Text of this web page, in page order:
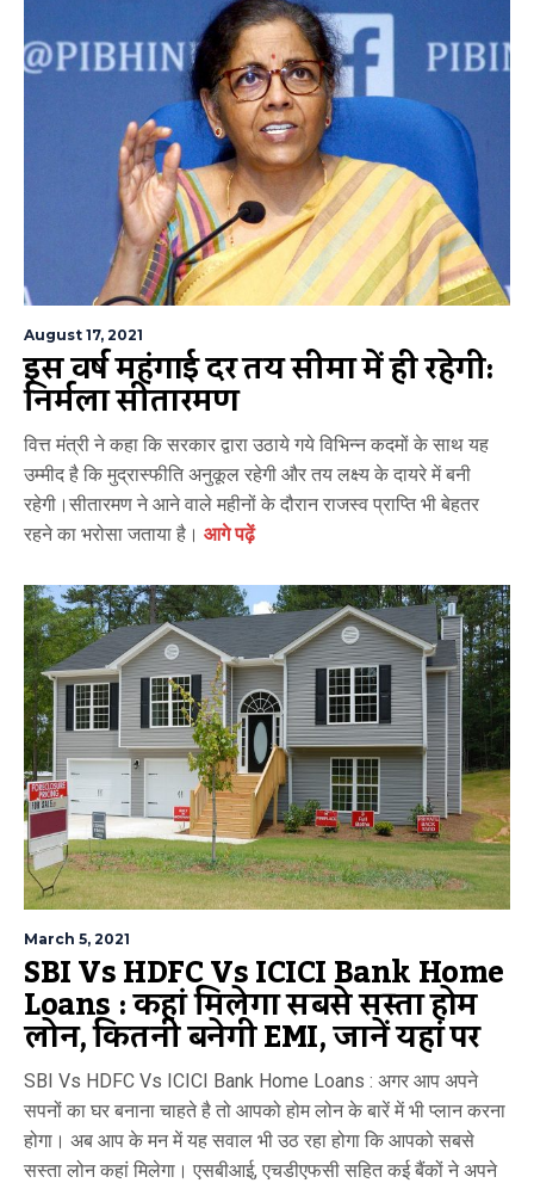
August 17, 2021
इस वर्ष महंगाई दर तय सीमा में ही रहेगी:
निर्मला सीतारमण
वित्त मंत्री ने कहा कि सरकार द्वारा उठाये गये विभिन्न कदमों के साथ यह
उम्मीद है कि मुद्रास्फीति अनुकूल रहेगी और तय लक्ष्य के दायरे में बनी
रहेगी।सीतारमण ने आने वाले महीनों के दौरान राजस्व प्राप्ति भी बेहतर
रहने का भरोसा जताया है। आगे पढ़ें
March 5, 2021
SBI Vs HDFC Vs ICICI Bank Home
Loans : कहां मिलेगा सबसे सस्ता होम
लोन, कितनी बनेगी EMI, जानें यहां पर
SBI Vs HDFC Vs ICICI Bank Home Loans : अगर आप अपने
सपनों का घर बनाना चाहते है तो आपको होम लोन के बारें में भी प्‍लान करना
होगा। अब आप के मन में यह सवाल भी उठ रहा होगा क‍ि आपको सबसे
सस्‍ता लोन कहां म‍िलेगा। एसबीआई, एचडीएफसी सहित कई बैंकों ने अपने